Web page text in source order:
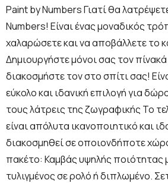
Paint by Numbers Γιατί θα
Numbers! Είναι ένας μοναδικός
χαλαρώσετε και να αποβάλλετε το
Δημιουργήστε μόνοι σας τον
διακοσμήστε τον στο σπίτι σας!
εύκολο και ιδανική επιλογή για
τους λάτρεις της ζωγραφικής Το
είναι απόλυτα ικανοποιητικό και
διακοσμηθεί σε οποιονδήποτε
πακέτο: Καμβάς υψηλής ποιότητας
τυλιγμένος σε ρολό ή διπλωμένο.